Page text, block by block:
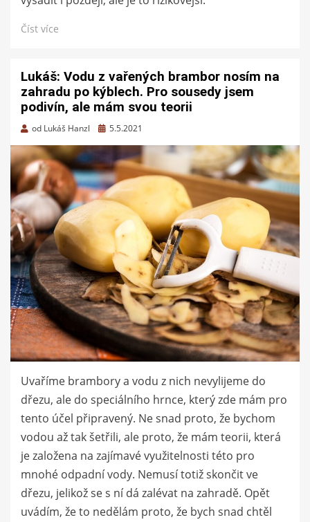
Číst více
Lukáš: Vodu z vařených brambor nosím na
zahradu po kýblech. Pro sousedy jsem
podivín, ale mám svou teorii
od Lukáš Hanzl
Zveřejněno
5.5.2021
Uvaříme brambory a vodu z nich nevylijeme do
dřezu, ale do speciálního hrnce, který zde mám pro
tento účel připravený. Ne snad proto, že bychom
vodou až tak šetřili, ale proto, že mám teorii, která
je založena na zajímavé využitelnosti této pro
mnohé odpadní vody. Nemusí totiž skončit ve
dřezu, jelikož se s ní dá zalévat na zahradě. Opět
uvádím, že to nedělám proto, že bych snad chtěl